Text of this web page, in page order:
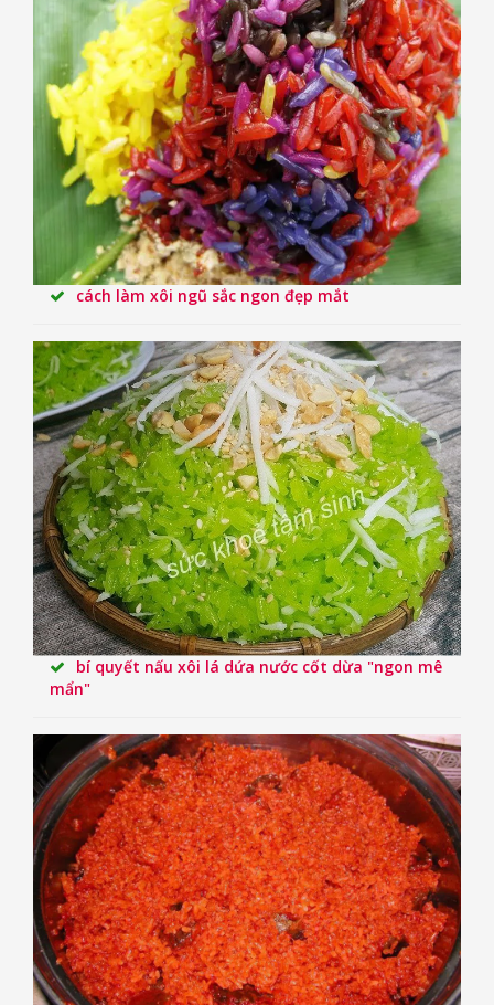
cách làm xôi ngũ sắc ngon đẹp mắt
bí quyết nấu xôi lá dứa nước cốt dừa "ngon mê
mẩn"